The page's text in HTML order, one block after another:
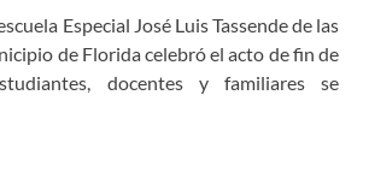
Especial José Luis Tassende de las
de Florida celebró el acto de fin de
docentes y familiares se